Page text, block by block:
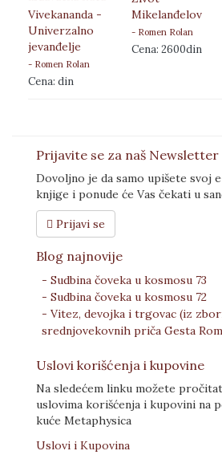
Vivekananda -
Univerzalno
jevanđelje
- Romen Rolan
Cena: din
Mikelanđelov
- Romen Rolan
Cena: 2600din
Prijavite se za naš Newsletter
Dovoljno je da samo upišete svoj
knjige i ponude će Vas čekati u
Prijavi se
Blog najnovije
- Sudbina čoveka u kosmosu 73
- Sudbina čoveka u kosmosu 72
- Vitez, devojka i trgovac (iz
srednjovekovnih priča Gesta
Uslovi korišćenja i kupovine
Na sledećem linku možete
uslovima korišćenja i kupovini na
kuće Metaphysica
Uslovi i Kupovina